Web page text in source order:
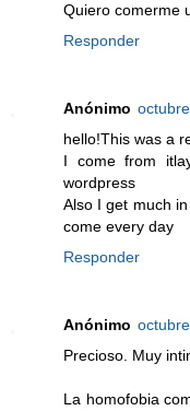
Quiero comerme
Responder
Anónimo
hello!This was a
I come from
wordpress
Also I get much
come every day
Responder
Anónimo
Precioso. Muy
La homofobia